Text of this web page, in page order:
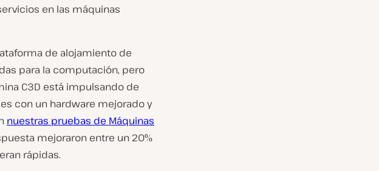
en las máquinas
de alojamiento de
para la computación, pero
C3D está impulsando de
con un hardware mejorado y
nuestras pruebas de Máquinas
mejoraron entre un 20%
rápidas.